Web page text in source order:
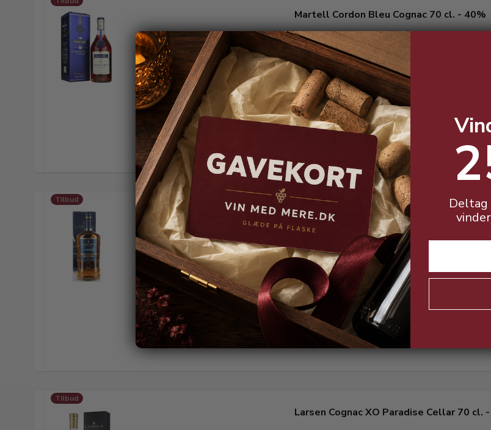
Martell Cordon Bleu Cognac 70 cl. - 40%
Ekplosion af krydrede frugtnoter og elegant
Tilbud
Larsen Cognac VSOP Mature Casks 70
Elegant og fyldig smag.
Tilbud
Larsen Cognac XO Paradise Cellar 70 cl.
Deltag